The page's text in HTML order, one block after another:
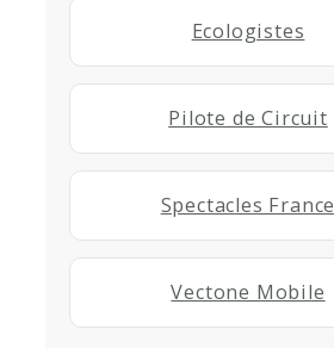
Ecologistes
Pilote de Circuit
Spectacles France
Vectone Mobile